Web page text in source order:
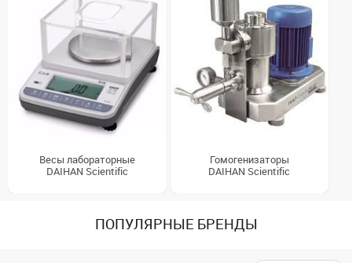
Весы лабораторные
DAIHAN Scientific
Гомогенизаторы
DAIHAN Scientific
ПОПУЛЯРНЫЕ БРЕНДЫ